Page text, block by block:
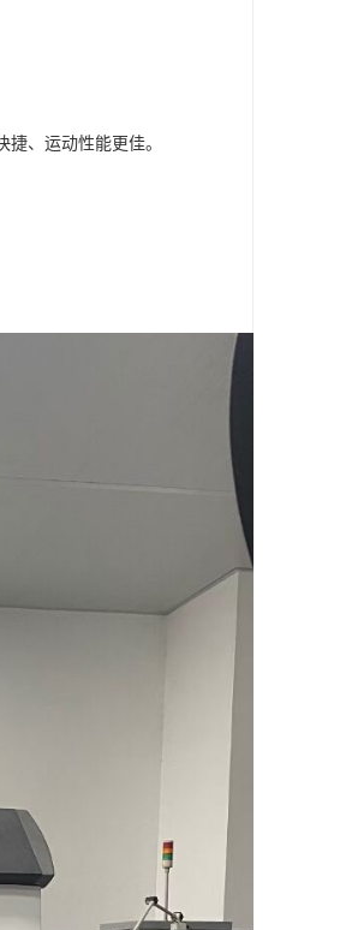
、运动性能更佳。